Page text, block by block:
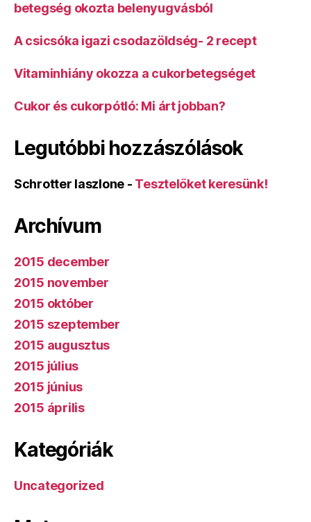
betegség okozta belenyugvásból
A csicsóka igazi csodazöldség- 2 recept
Vitaminhiány okozza a cukorbetegséget
Cukor és cukorpótló: Mi árt jobban?
Legutóbbi hozzászólások
Schrotter laszlone - Tesztelőket keresünk!
Archívum
2015 december
2015 november
2015 október
2015 szeptember
2015 augusztus
2015 július
2015 június
2015 április
Kategóriák
Uncategorized